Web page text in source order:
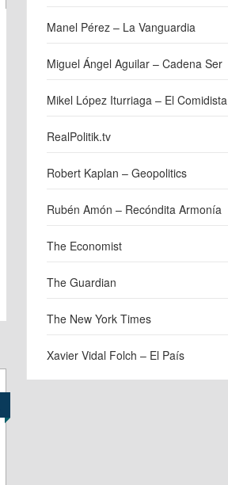
Manel Pérez – La Vanguardia
Miguel Ángel Aguilar – Cadena Ser
Mikel López Iturriaga – El Comidista
RealPolitik.tv
Robert Kaplan – Geopolitics
Rubén Amón – Recóndita Armonía
The Economist
The Guardian
The New York Times
Xavier Vidal Folch – El País